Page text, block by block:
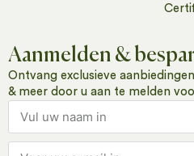
Aanmelden &
Ontvang exclusieve
& meer door u aan te melden